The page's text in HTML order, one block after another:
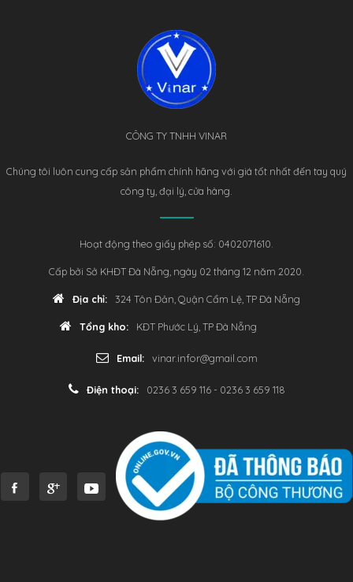
CÔNG TY TNHH VINAR
Chúng tôi luôn cung cấp sản phẩm chính hãng với giá tốt nhất đến tay quý
công ty, đại lý, cửa hàng.
Hoạt động theo giấy phép số: 0402071610.
Cấp bởi Sở KHĐT Đà Nẵng, ngày 02 tháng 12 năm 2020.
Địa chỉ: 324 Tôn Đản, Quận Cẩm Lệ, TP Đà Nẵng
Tổng kho: KĐT Phước Lý, TP Đà Nẵng
Email: vinar.infor@gmail.com
Điện thoại: 0236 3 659 116 - 0236 3 659 118